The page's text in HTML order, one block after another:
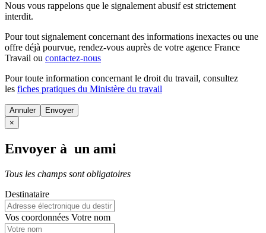
Nous vous rappelons que le signalement abusif est strictement
interdit.
Pour tout signalement concernant des informations inexactes ou une
offre déjà pourvue, rendez-vous auprès de votre agence France
Travail ou contactez-nous
Pour toute information concernant le droit du travail, consultez
les fiches pratiques du Ministère du travail
Annuler
×
Envoyer à un ami
Tous les champs sont obligatoires
Destinataire
Vos coordonnées Votre nom